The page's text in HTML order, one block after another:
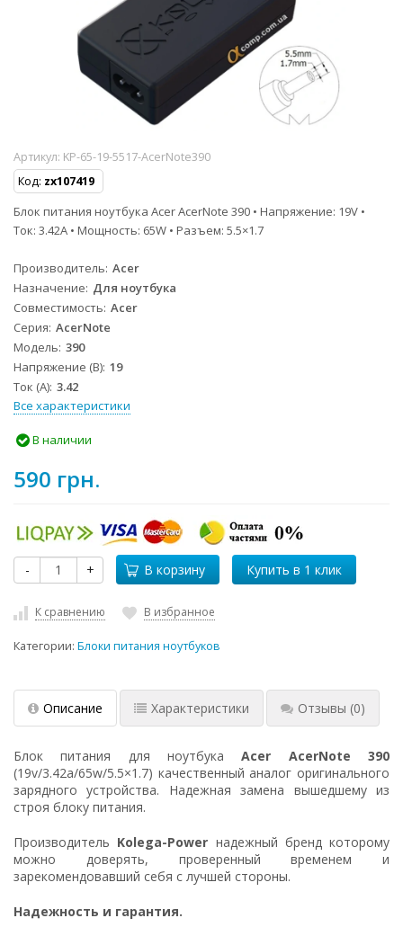
Артикул: KP-65-19-5517-AcerNote390
Код: zx107419
Блок питания ноутбука Acer AcerNote 390 • Напряжение: 19V •
Ток: 3.42A • Мощность: 65W • Разъем: 5.5×1.7
Производитель Acer
Назначение Для ноутбука
Совместимость Acer
Серия AcerNote
Модель 390
Напряжение (В) 19
Ток (А) 3.42
Все характеристики
В наличии
590 грн.
- + В корзину
К сравнению В избранное
Категории: Блоки питания ноутбуков
Описание Характеристики Отзывы (0)
Блок питания для ноутбукаAcer AcerNote 390
(19v/3.42a/65w/5.5×1.7) качественный аналог оригинального
зарядного устройства. Надежная замена вышедшему из
строя блоку питания.
Производитель Kolega-Power надежный бренд которому
можно доверять, проверенный временем и
зарекомендовавший себя с лучшей стороны.
Надежность и гарантия.